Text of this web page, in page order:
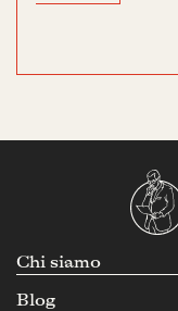
Chi siamo
Blog